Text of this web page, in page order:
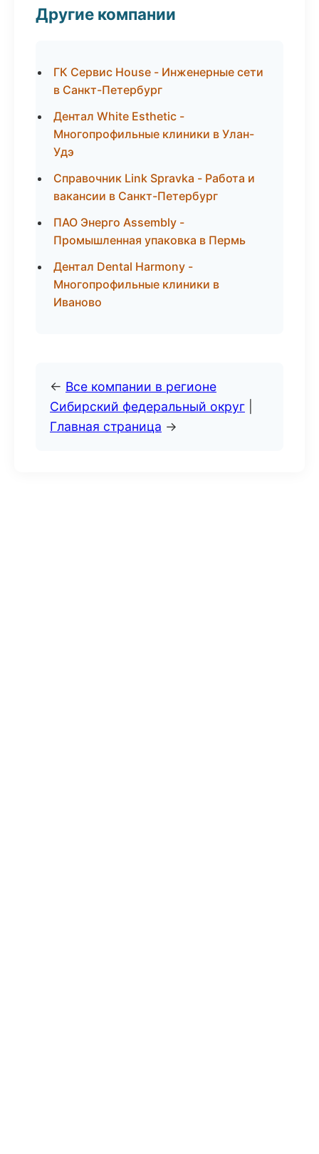
Другие компании
ГК Сервис House - Инженерные сети
в Санкт-Петербург
Дентал White Esthetic -
Многопрофильные клиники в Улан-
Удэ
Справочник Link Spravka - Работа и
вакансии в Санкт-Петербург
ПАО Энерго Assembly -
Промышленная упаковка в Пермь
Дентал Dental Harmony -
Многопрофильные клиники в
Иваново
← Все компании в регионе
Сибирский федеральный округ
Главная страница →